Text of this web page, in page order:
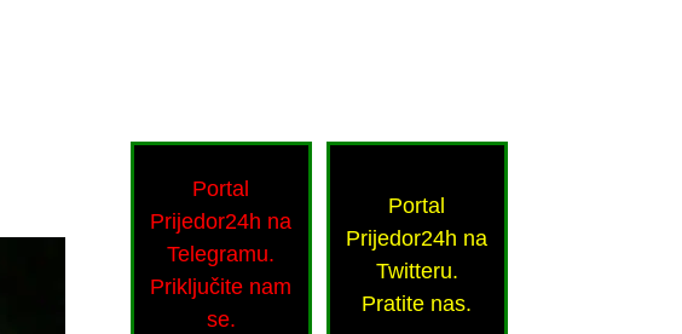
Portal
Prijedor24h na
Telegramu.
Priključite nam
se.
Portal
Prijedor24h na
Twitteru.
Pratite nas.